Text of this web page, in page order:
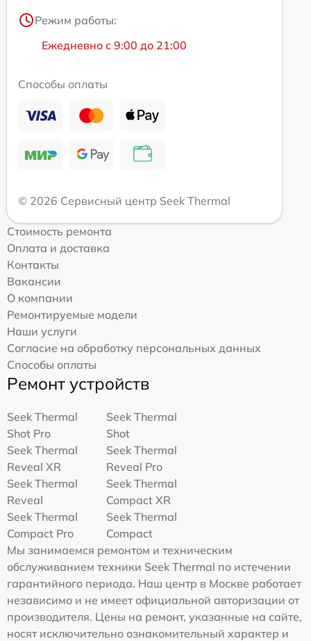
Режим работы:
Ежедневно с 9:00 до 21:00
Способы оплаты
© 2026 Сервисный центр Seek Thermal
Стоимость ремонта
Оплата и доставка
Контакты
Вакансии
О компании
Ремонтируемые модели
Наши услуги
Согласие на обработку персональных данных
Способы оплаты
Ремонт устройств
Seek Thermal
Shot Pro
Seek Thermal
Shot
Seek Thermal
Reveal XR
Seek Thermal
Reveal Pro
Seek Thermal
Reveal
Seek Thermal
Compact XR
Seek Thermal
Compact Pro
Seek Thermal
Compact
Мы занимаемся ремонтом и техническим
обслуживанием техники Seek Thermal по истечении
гарантийного периода. Наш центр в Москве работает
независимо и не имеет официальной авторизации от
производителя. Цены на ремонт, указанные на сайте,
носят исключительно ознакомительный характер и